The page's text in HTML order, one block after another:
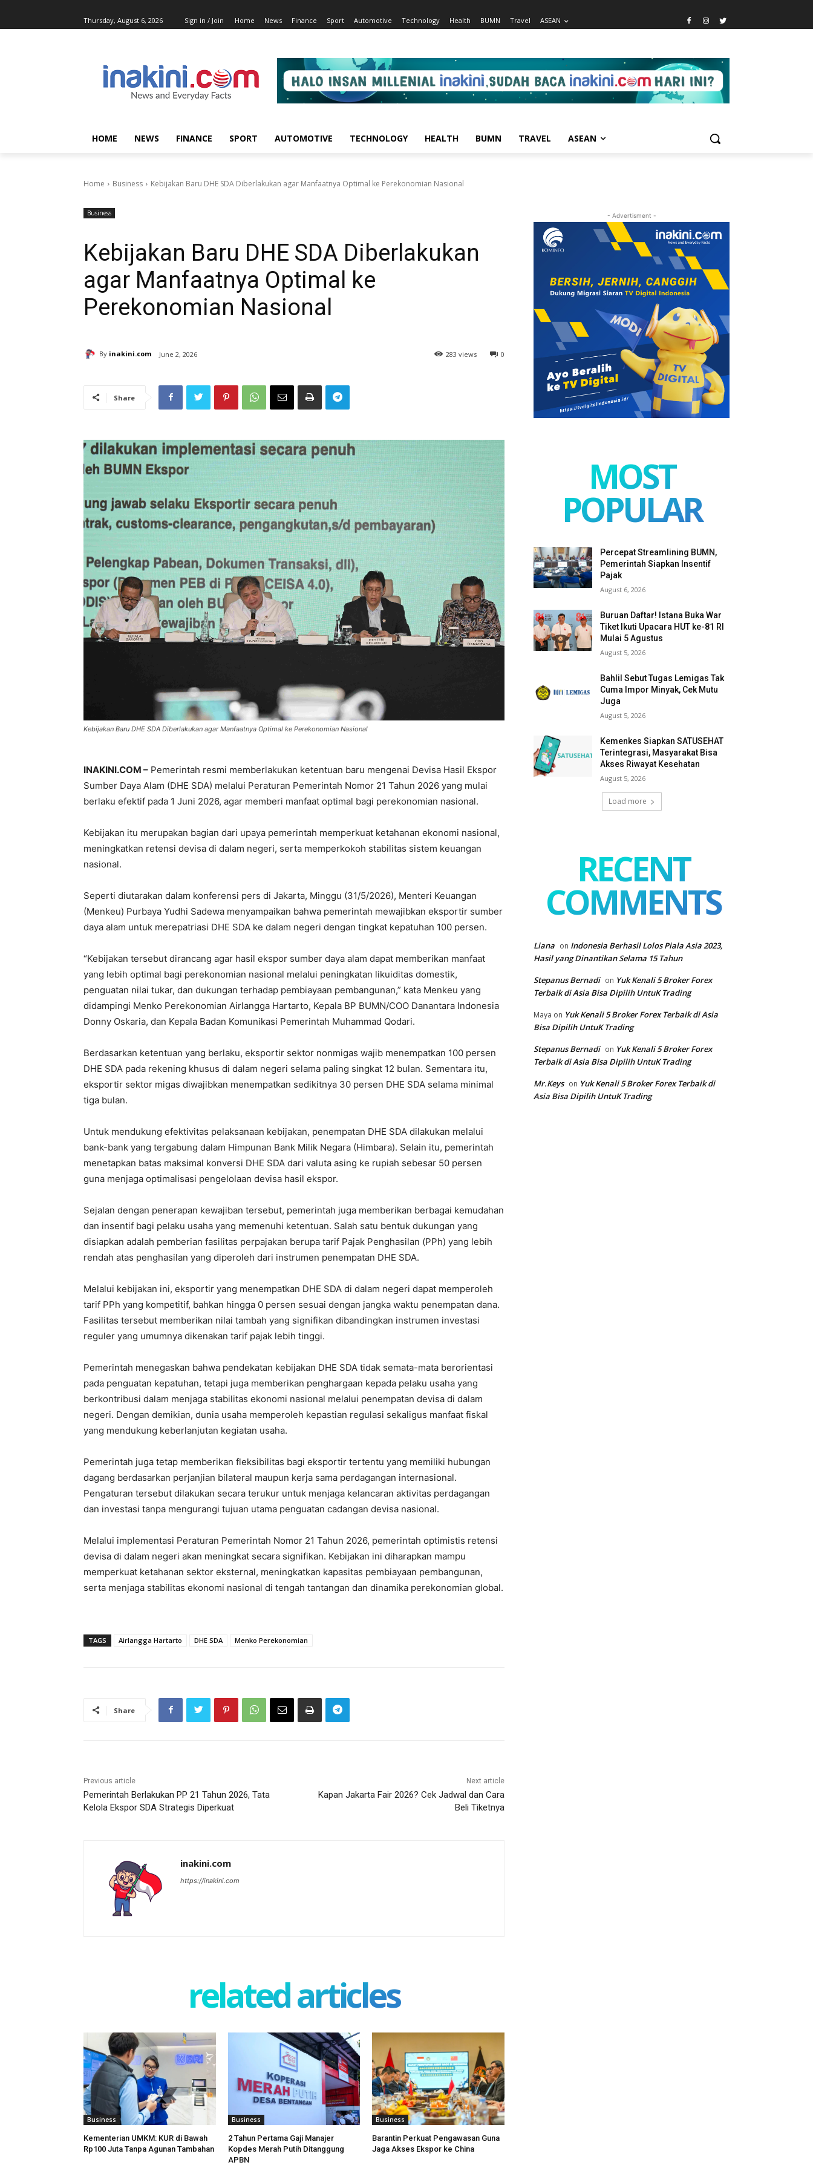
Thursday, August 6, 2026 Sign in / Join Home News Finance Sport Automotive Technology Health BUMN Travel ASEAN
HOME NEWS FINANCE SPORT AUTOMOTIVE TECHNOLOGY HEALTH BUMN TRAVEL ASEAN
Home Business Kebijakan Baru DHE SDA Diberlakukan agar Manfaatnya Optimal ke Perekonomian Nasional
Business
Kebijakan Baru DHE SDA Diberlakukan
agar Manfaatnya Optimal ke
Perekonomian Nasional
By inakini.com June 2, 2026 0
283 views
Share
Kebijakan Baru DHE SDA Diberlakukan agar Manfaatnya Optimal ke Perekonomian Nasional
INAKINI.COM – Pemerintah resmi memberlakukan ketentuan baru mengenai Devisa Hasil Ekspor
Sumber Daya Alam (DHE SDA) melalui Peraturan Pemerintah Nomor 21 Tahun 2026 yang mulai
berlaku efektif pada 1 Juni 2026, agar memberi manfaat optimal bagi perekonomian nasional.
Kebijakan itu merupakan bagian dari upaya pemerintah memperkuat ketahanan ekonomi nasional,
meningkatkan retensi devisa di dalam negeri, serta memperkokoh stabilitas sistem keuangan
nasional.
Seperti diutarakan dalam konferensi pers di Jakarta, Minggu (31/5/2026), Menteri Keuangan
(Menkeu) Purbaya Yudhi Sadewa menyampaikan bahwa pemerintah mewajibkan eksportir sumber
daya alam untuk merepatriasi DHE SDA ke dalam negeri dengan tingkat kepatuhan 100 persen.
“Kebijakan tersebut dirancang agar hasil ekspor sumber daya alam dapat memberikan manfaat
yang lebih optimal bagi perekonomian nasional melalui peningkatan likuiditas domestik,
penguatan nilai tukar, dan dukungan terhadap pembiayaan pembangunan,” kata Menkeu yang
didampingi Menko Perekonomian Airlangga Hartarto, Kepala BP BUMN/COO Danantara Indonesia
Donny Oskaria, dan Kepala Badan Komunikasi Pemerintah Muhammad Qodari.
Berdasarkan ketentuan yang berlaku, eksportir sektor nonmigas wajib menempatkan 100 persen
DHE SDA pada rekening khusus di dalam negeri selama paling singkat 12 bulan. Sementara itu,
eksportir sektor migas diwajibkan menempatkan sedikitnya 30 persen DHE SDA selama minimal
tiga bulan.
Untuk mendukung efektivitas pelaksanaan kebijakan, penempatan DHE SDA dilakukan melalui
bank-bank yang tergabung dalam Himpunan Bank Milik Negara (Himbara). Selain itu, pemerintah
menetapkan batas maksimal konversi DHE SDA dari valuta asing ke rupiah sebesar 50 persen
guna menjaga optimalisasi pengelolaan devisa hasil ekspor.
Sejalan dengan penerapan kewajiban tersebut, pemerintah juga memberikan berbagai kemudahan
dan insentif bagi pelaku usaha yang memenuhi ketentuan. Salah satu bentuk dukungan yang
disiapkan adalah pemberian fasilitas perpajakan berupa tarif Pajak Penghasilan (PPh) yang lebih
rendah atas penghasilan yang diperoleh dari instrumen penempatan DHE SDA.
Melalui kebijakan ini, eksportir yang menempatkan DHE SDA di dalam negeri dapat memperoleh
tarif PPh yang kompetitif, bahkan hingga 0 persen sesuai dengan jangka waktu penempatan dana.
Fasilitas tersebut memberikan nilai tambah yang signifikan dibandingkan instrumen investasi
reguler yang umumnya dikenakan tarif pajak lebih tinggi.
Pemerintah menegaskan bahwa pendekatan kebijakan DHE SDA tidak semata-mata berorientasi
pada penguatan kepatuhan, tetapi juga memberikan penghargaan kepada pelaku usaha yang
berkontribusi dalam menjaga stabilitas ekonomi nasional melalui penempatan devisa di dalam
negeri. Dengan demikian, dunia usaha memperoleh kepastian regulasi sekaligus manfaat fiskal
yang mendukung keberlanjutan kegiatan usaha.
Pemerintah juga tetap memberikan fleksibilitas bagi eksportir tertentu yang memiliki hubungan
dagang berdasarkan perjanjian bilateral maupun kerja sama perdagangan internasional.
Pengaturan tersebut dilakukan secara terukur untuk menjaga kelancaran aktivitas perdagangan
dan investasi tanpa mengurangi tujuan utama penguatan cadangan devisa nasional.
Melalui implementasi Peraturan Pemerintah Nomor 21 Tahun 2026, pemerintah optimistis retensi
devisa di dalam negeri akan meningkat secara signifikan. Kebijakan ini diharapkan mampu
memperkuat ketahanan sektor eksternal, meningkatkan kapasitas pembiayaan pembangunan,
serta menjaga stabilitas ekonomi nasional di tengah tantangan dan dinamika perekonomian global.
TAGS Airlangga Hartarto DHE SDA Menko Perekonomian
Share
Previous article
Pemerintah Berlakukan PP 21 Tahun 2026, Tata
Kelola Ekspor SDA Strategis Diperkuat
Next article
Kapan Jakarta Fair 2026? Cek Jadwal dan Cara
Beli Tiketnya
inakini.com
https://inakini.com
related articles
Business
Kementerian UMKM: KUR di Bawah
Rp100 Juta Tanpa Agunan Tambahan
Business
2 Tahun Pertama Gaji Manajer
Kopdes Merah Putih Ditanggung
APBN
Business
Barantin Perkuat Pengawasan Guna
Jaga Akses Ekspor ke China
- Advertisment -
MOST
POPULAR
Percepat Streamlining BUMN,
Pemerintah Siapkan Insentif
Pajak
August 6, 2026
Buruan Daftar! Istana Buka War
Tiket Ikuti Upacara HUT ke-81 RI
Mulai 5 Agustus
August 5, 2026
Bahlil Sebut Tugas Lemigas Tak
Cuma Impor Minyak, Cek Mutu
Juga
August 5, 2026
Kemenkes Siapkan SATUSEHAT
Terintegrasi, Masyarakat Bisa
Akses Riwayat Kesehatan
August 5, 2026
Load more
RECENT
COMMENTS
Liana on Indonesia Berhasil Lolos Piala Asia 2023,
Hasil yang Dinantikan Selama 15 Tahun
Stepanus Bernadi on Yuk Kenali 5 Broker Forex
Terbaik di Asia Bisa Dipilih UntuK Trading
Maya on Yuk Kenali 5 Broker Forex Terbaik di Asia
Bisa Dipilih UntuK Trading
Stepanus Bernadi on Yuk Kenali 5 Broker Forex
Terbaik di Asia Bisa Dipilih UntuK Trading
Mr.Keys on Yuk Kenali 5 Broker Forex Terbaik di
Asia Bisa Dipilih UntuK Trading